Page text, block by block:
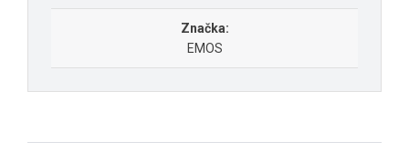
Značka:
EMOS